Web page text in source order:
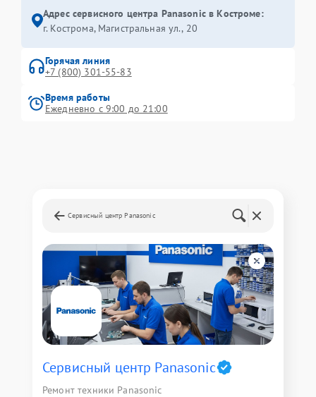
Адрес сервисного центра Panasonic в Костроме:
г. Кострома, Магистральная ул., 20
Горячая линия
+7 (800) 301-55-83
Время работы
Ежедневно с 9:00 до 21:00
Сервисный центр Panasonic
Сервисный центр Panasonic
Ремонт техники Panasonic